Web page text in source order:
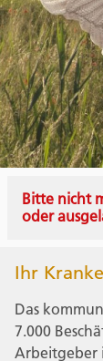
Bitte nicht
oder
Ihr
Das
7.000
Arbeitgeber